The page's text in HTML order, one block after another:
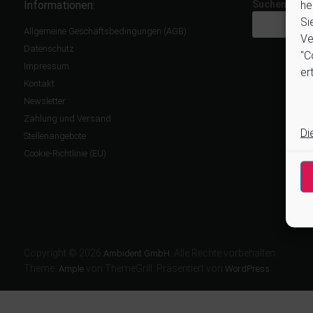
Informationen:
Allgemeine Geschäftsbedingungen (AGB)
Datenschutz
Impressum
Kontakt
Newsletter
Zahlung und Versand
Stellenangebote
Cookie-Richtlinie (EU)
Suchen
Copyright © 2026 Ambident GmbH . Alle Rechte vorbehalten.
Theme: Amplevon ThemeGrill. Präsentiert von WordPress